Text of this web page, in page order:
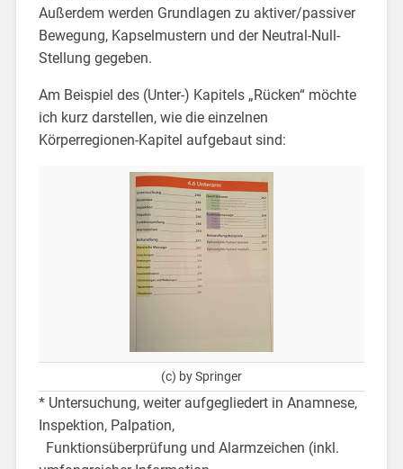
Außerdem werden Grundlagen zu aktiver/passiver
Bewegung, Kapselmustern und der Neutral-Null-
Stellung gegeben.
Am Beispiel des (Unter-) Kapitels „Rücken“ möchte
ich kurz darstellen, wie die einzelnen
Körperregionen-Kapitel aufgebaut sind:
(c) by Springer
* Untersuchung, weiter aufgegliedert in Anamnese,
Inspektion, Palpation,
Funktionsüberprüfung und Alarmzeichen (inkl.